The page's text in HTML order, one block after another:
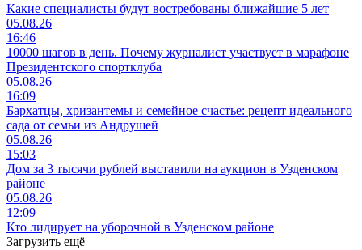
Какие специалисты будут востребованы ближайшие 5 лет
05.08.26
16:46
10000 шагов в день. Почему журналист участвует в марафоне
Президентского спортклуба
05.08.26
16:09
Бархатцы, хризантемы и семейное счастье: рецепт идеального
сада от семьи из Андрушей
05.08.26
15:03
Дом за 3 тысячи рублей выставили на аукцион в Узденском
районе
05.08.26
12:09
Кто лидирует на уборочной в Узденском районе
Загрузить ещё